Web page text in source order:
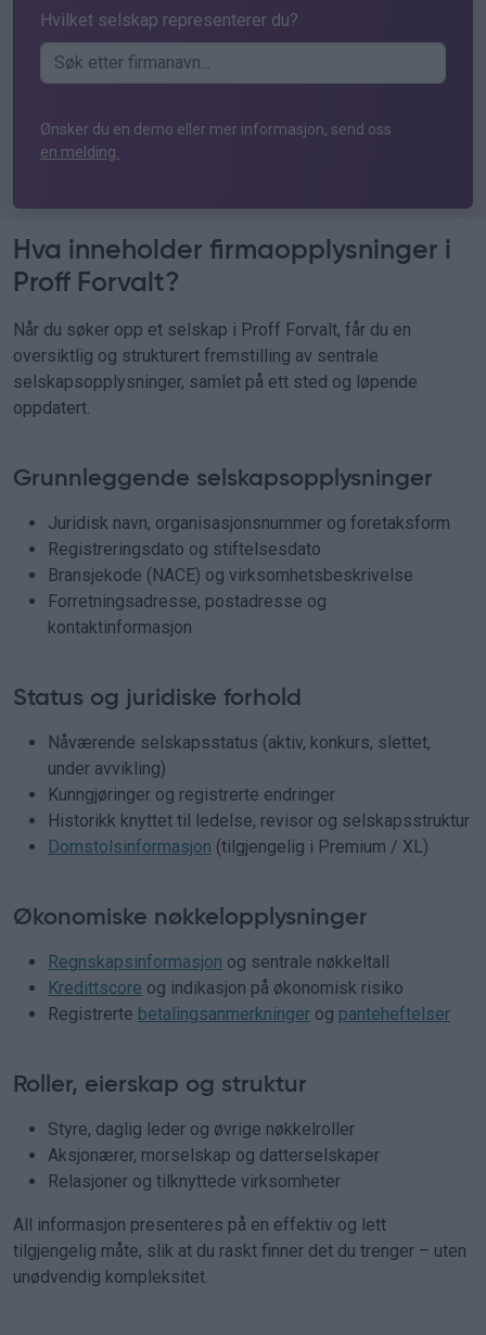
Hvilket selskap representerer du?
Ønsker du en demo eller mer informasjon, send oss
en melding.
Hva inneholder firmaopplysninger i
Proff Forvalt?
Når du søker opp et selskap i Proff Forvalt, får du en
oversiktlig og strukturert fremstilling av sentrale
selskapsopplysninger, samlet på ett sted og løpende
oppdatert.
Grunnleggende selskapsopplysninger
Juridisk navn, organisasjonsnummer og foretaksform
Registreringsdato og stiftelsesdato
Bransjekode (NACE) og virksomhetsbeskrivelse
Forretningsadresse, postadresse og
kontaktinformasjon
Status og juridiske forhold
Nåværende selskapsstatus (aktiv, konkurs, slettet,
under avvikling)
Kunngjøringer og registrerte endringer
Historikk knyttet til ledelse, revisor og selskapsstruktur
Domstolsinformasjon (tilgjengelig i Premium / XL)
Økonomiske nøkkelopplysninger
Regnskapsinformasjon og sentrale nøkkeltall
Kredittscore og indikasjon på økonomisk risiko
Registrerte betalingsanmerkninger og panteheftelser
Roller, eierskap og struktur
Styre, daglig leder og øvrige nøkkelroller
Aksjonærer, morselskap og datterselskaper
Relasjoner og tilknyttede virksomheter
All informasjon presenteres på en effektiv og lett
tilgjengelig måte, slik at du raskt finner det du trenger – uten
unødvendig kompleksitet.